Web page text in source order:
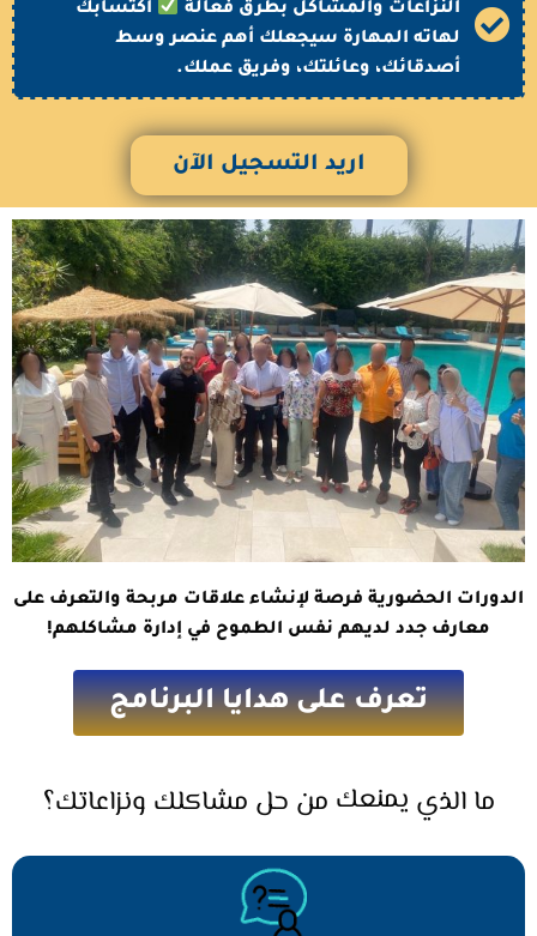
النزاعات والمشاكل بطرق فعالة
اكتسابك
لهاته المهارة سيجعلك أهم عنصر وسط
أصدقائك، وعائلتك، وفريق عملك.
اريد التسجيل الآن
الدورات الحضورية فرصة لإنشاء علاقات مربحة والتعرف على
معارف جدد لديهم نفس الطموح في إدارة مشاكلهم!
تعرف على هدايا البرنامج
ما الذي يمنعك من حل مشاكلك ونزاعاتك؟